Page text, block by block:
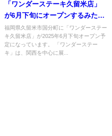
「ワンダーステーキ久留米店」
が6月下旬にオープンするみた
い。話題のステーキ店が久留米
に初上陸！
福岡県久留米市国分町に「ワンダーステー
キ久留米店」が2025年6月下旬オープン予
定になっています。 「ワンダーステー
キ」は、関西を中心に展...